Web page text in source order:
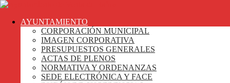
AYUNTAMIENTO
CORPORACIÓN MUNICIPAL
IMAGEN CORPORATIVA
PRESUPUESTOS GENERALES
ACTAS DE PLENOS
NORMATIVA Y ORDENANZAS
SEDE ELECTRÓNICA Y FACE